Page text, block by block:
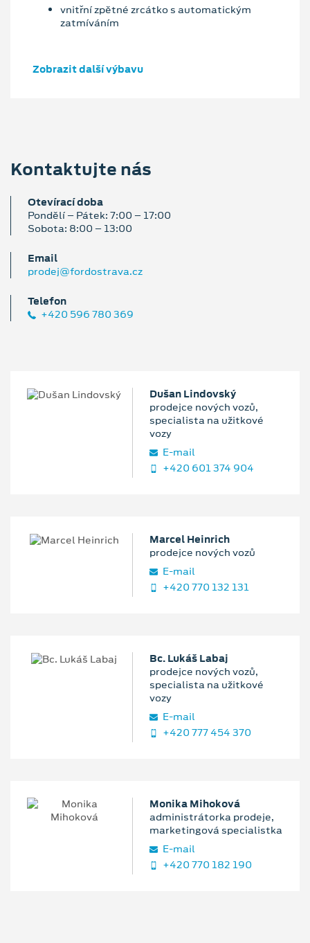
vnitřní zpětné zrcátko s automatickým
zatmíváním
Zobrazit další výbavu
Kontaktujte nás
Otevírací doba
Pondělí – Pátek: 7:00 – 17:00
Sobota: 8:00 – 13:00
Email
prodej@fordostrava.cz
Telefon
+420 596 780 369
Dušan Lindovský
prodejce nových vozů,
specialista na užitkové
vozy
E‑mail
+420 601 374 904
Marcel Heinrich
prodejce nových vozů
E‑mail
+420 770 132 131
Bc. Lukáš Labaj
prodejce nových vozů,
specialista na užitkové
vozy
E‑mail
+420 777 454 370
Monika Mihoková
administrátorka prodeje,
marketingová specialistka
E‑mail
+420 770 182 190